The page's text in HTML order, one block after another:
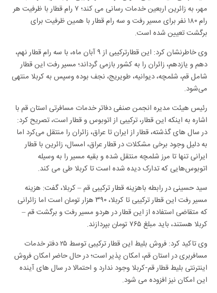
مهر، به زائرین اربعین خدمات رسانی می کند؛ ۷ رام قطار با ظرفیت هر
رام ۱۸۰ نفر برای مسیر رفت و سه رام قطار با همین ظرفیت برای
برگشت تعیین شده است.
وی خاطرنشان کرد: این قطارترکیبی از ۹ آبان ماه، با سه رام قطار نهم،
دهم و یازدهم، زائران را به کشور بازمی گرداند؛ مسیر رفت این قطار
شامل قم، شلمچه، دیوانیه، طویریج، نجف بوده وسپس به کربلا منتهی
می‌شود.
رئیس هیئت مدیره انجمن صنفی دفاتر خدمات مسافرتی استان قم با
اشاره به اینکه این قطار، ترکیبی از اتوبوس و قطار است، تصریح کرد:
در سال های گذشته، قطار از ایران تا عراق، زائران را منتقل می‌کرد اما
به دلیل وجود برخی مشکلات در قطار عراق، امسال، زائرین با قطار
ایرانی تنها تا مرز شلمچه منتقل شده و بقیه مسیر را به وسیله
اتوبوس‌هایی که تدارک دیده شده است تا کربلا طی می کند.
سید حسینی در رابطه باهزینه قطار ترکیبی قم – کربلا، گفت: هزینه
مسیر رفت این قطار ترکیبی تا کربلا، ۳۹۰ هزار تومان است اما زائرانی
که متقاضی استفاده از این قطار در هردو مسیر رفت و برگشت قم –
کربلا هستند، باید مبلغ ۷۶۵ تومان بپردازند.
وی تاکید کرد: فروش بلیط این قطار ترکیبی توسط ۲۵ دفتر خدمات
مسافربری در استان قم، امکان پذیر است؛ در حال حاضر امکان فروش
اینترنتی بلیط قطار قم-کربلا وجود ندارد و احتمالا در سال های آینده
این امکان نیز افزوده می شود.